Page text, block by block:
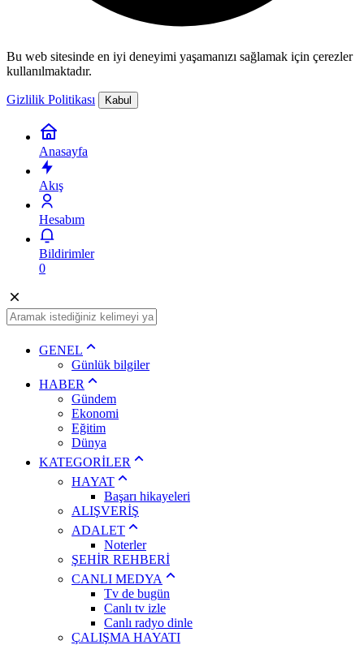
Bu web sitesinde en iyi deneyimi yaşamanızı sağlamak için çerezler
kullanılmaktadır.
Gizlilik Politikası Kabul
Anasayfa
Akış
Hesabım
Bildirimler
0
GENEL
Günlük bilgiler
HABER
Gündem
Ekonomi
Eğitim
Dünya
KATEGORİLER
HAYAT
Başarı hikayeleri
ALIŞVERİŞ
ADALET
Noterler
ŞEHİR REHBERİ
CANLI MEDYA
Tv de bugün
Canlı tv izle
Canlı radyo dinle
ÇALIŞMA HAYATI